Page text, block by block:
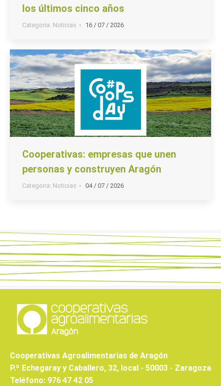
los últimos cinco años
Categoria: Noticias 16 / 07 / 2026
Cooperativas: empresas que unen
personas y construyen Aragón
Categoria: Noticias 04 / 07 / 2026
Cooperativas Agroalimentarias de Aragón
P.º Echegaray y Caballero, 32, local - 50003 - Zaragoza
Teléfono: 976 47 42 05